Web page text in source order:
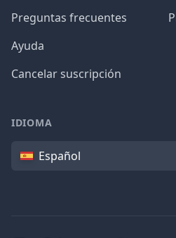
Preguntas frecuentes
Ayuda
Cancelar suscripción
IDIOMA
IdiomaEspañol